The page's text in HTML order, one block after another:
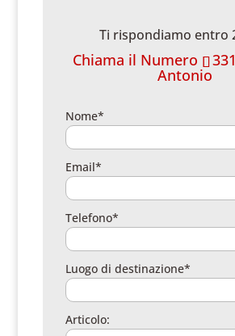
Ti rispondiamo entro
Chiama il Numero
Antonio
Nome*
Email*
Telefono*
Luogo di destinazione*
Articolo: